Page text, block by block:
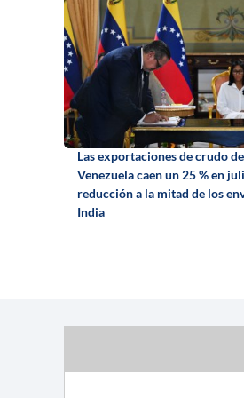
Las exportaciones de crudo de
Venezuela caen un 25 % en
reducción a la mitad de los
India